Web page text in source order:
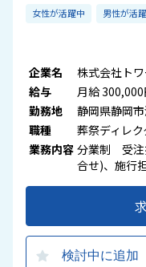
女性が活躍中 男性が活
企業名
株式会社ト
給与
月給
勤務地
静岡県静岡
職種
葬祭ディレ
業務内容 分業制 受注
合せ)、施行
検討中に追加